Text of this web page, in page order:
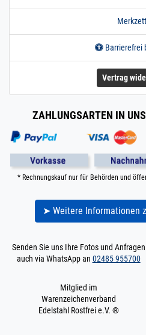
Barrierefrei
Vertrag
ZAHLUNGSARTEN IN
* Rechnungskauf nur für Behörden und
➤ Weitere Informationen
Senden Sie uns Ihre Fotos und Anfragen
auch via WhatsApp an 02485 955700
Mitglied im
Warenzeichenverband
Edelstahl Rostfrei e.V. ®